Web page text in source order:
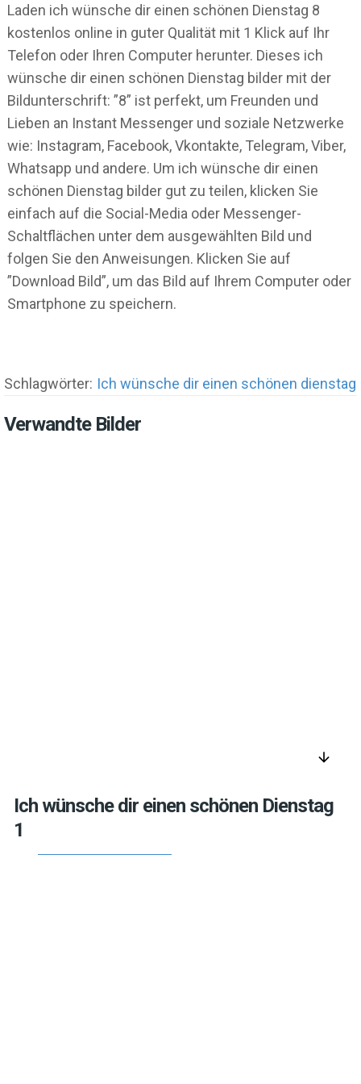
Laden ich wünsche dir einen schönen Dienstag 8
kostenlos online in guter Qualität mit 1 Klick auf Ihr
Telefon oder Ihren Computer herunter. Dieses ich
wünsche dir einen schönen Dienstag bilder mit der
Bildunterschrift: ”8” ist perfekt, um Freunden und
Lieben an Instant Messenger und soziale Netzwerke
wie: Instagram, Facebook, Vkontakte, Telegram, Viber,
Whatsapp und andere. Um ich wünsche dir einen
schönen Dienstag bilder gut zu teilen, klicken Sie
einfach auf die Social-Media oder Messenger-
Schaltflächen unter dem ausgewählten Bild und
folgen Sie den Anweisungen. Klicken Sie auf
”Download Bild”, um das Bild auf Ihrem Computer oder
Smartphone zu speichern.
Schlagwörter: Ich wünsche dir einen schönen dienstag
Verwandte Bilder
arrow_downward
Ich wünsche dir einen schönen Dienstag
1